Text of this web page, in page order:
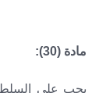
مادة (30):
يجب على